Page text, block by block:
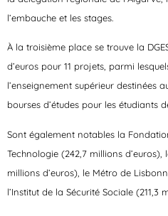
l’embauche et les stages.
À la troisième place se trouve la
d’euros pour 11 projets, parmi
l’enseignement supérieur destinées
bourses d’études pour les étudiants
Sont également notables la
Technologie (242,7 millions d’euros),
millions d’euros), le Métro de
l’Institut de la Sécurité Sociale (211,3